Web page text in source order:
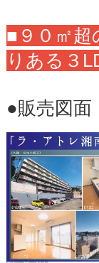
■９０㎡超
りある３
●販売図面